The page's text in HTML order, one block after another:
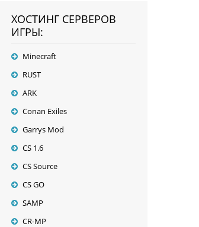
ХОСТИНГ СЕРВЕРОВ
ИГРЫ:
Minecraft
RUST
ARK
Conan Exiles
Garrys Mod
CS 1.6
CS Source
CS GO
SAMP
CR-MP